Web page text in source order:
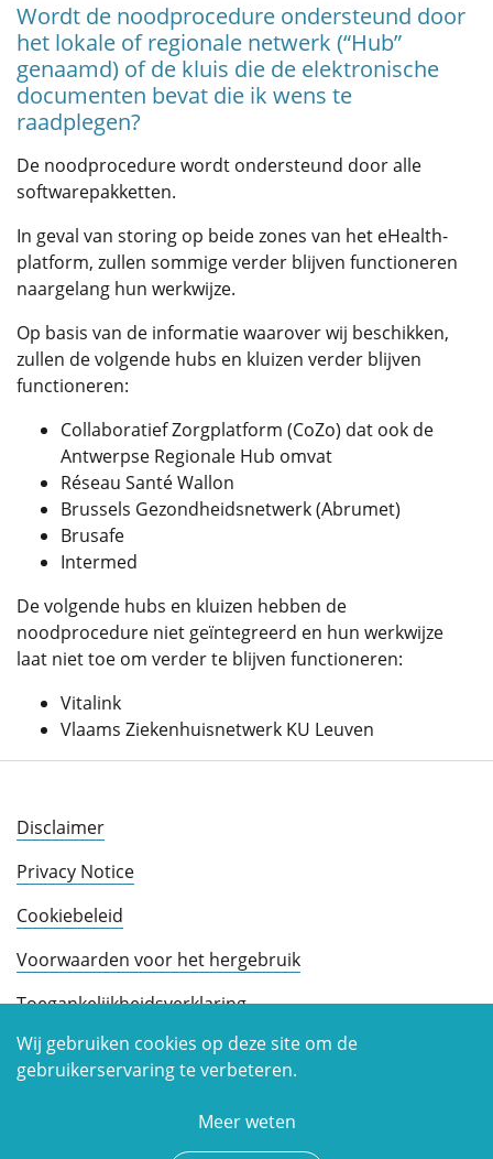
Wij gebruiken cookies op deze site om de
gebruikerservaring te verbeteren.
Meer weten
Wordt de noodprocedure ondersteund door
het lokale of regionale netwerk (“Hub”
genaamd) of de kluis die de elektronische
documenten bevat die ik wens te
raadplegen?
De noodprocedure wordt ondersteund door alle
softwarepakketten.
In geval van storing op beide zones van het eHealth-
platform, zullen sommige verder blijven functioneren
naargelang hun werkwijze.
Op basis van de informatie waarover wij beschikken,
zullen de volgende hubs en kluizen verder blijven
functioneren:
Collaboratief Zorgplatform (CoZo) dat ook de
Antwerpse Regionale Hub omvat
Réseau Santé Wallon
Brussels Gezondheidsnetwerk (Abrumet)
Brusafe
Intermed
De volgende hubs en kluizen hebben de
noodprocedure niet geïntegreerd en hun werkwijze
laat niet toe om verder te blijven functioneren:
Vitalink
Vlaams Ziekenhuisnetwerk KU Leuven
Disclaimer
Privacy Notice
Cookiebeleid
Voorwaarden voor het hergebruik
Toegankelijkheidsverklaring